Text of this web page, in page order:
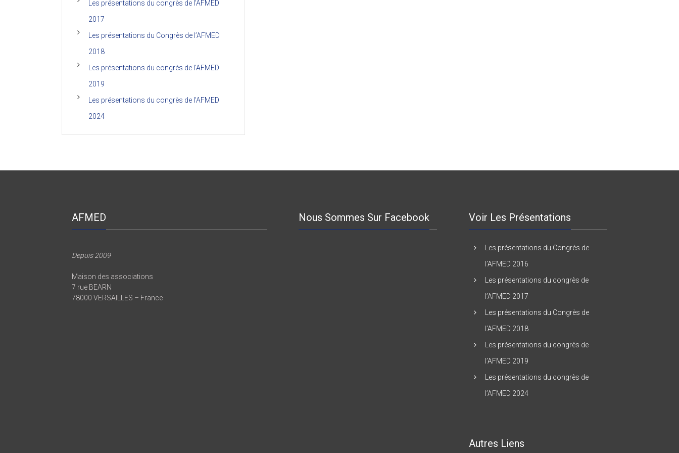
Les présentations du congrès de l’AFMED
2017
Les présentations du Congrès de l’AFMED
2018
Les présentations du congrès de l’AFMED
2019
Les présentations du congrès de l’AFMED
2024
AFMED
Depuis 2009
Maison des associations
7 rue BEARN
78000 VERSAILLES – France
Nous Sommes Sur Facebook Voir Les Présentations
Les présentations du Congrès de
l’AFMED 2016
Les présentations du congrès de
l’AFMED 2017
Les présentations du Congrès de
l’AFMED 2018
Les présentations du congrès de
l’AFMED 2019
Les présentations du congrès de
l’AFMED 2024
Autres Liens